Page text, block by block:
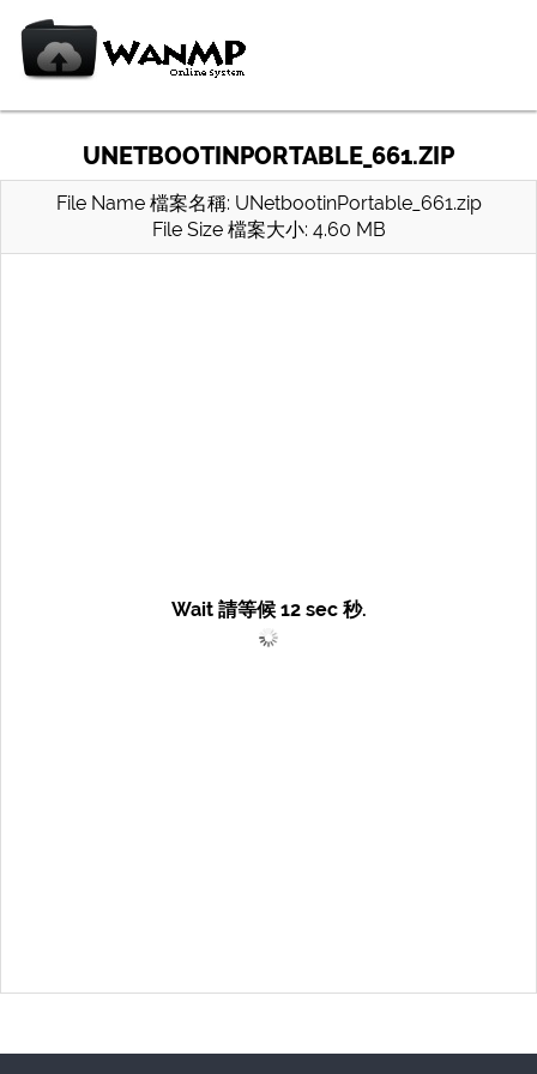
UNETBOOTINPORTABLE_661.ZIP
File Name 檔案名稱: UNetbootinPortable_661.zip
File Size 檔案大小: 4.60 MB
Wait 請等候 12sec 秒.